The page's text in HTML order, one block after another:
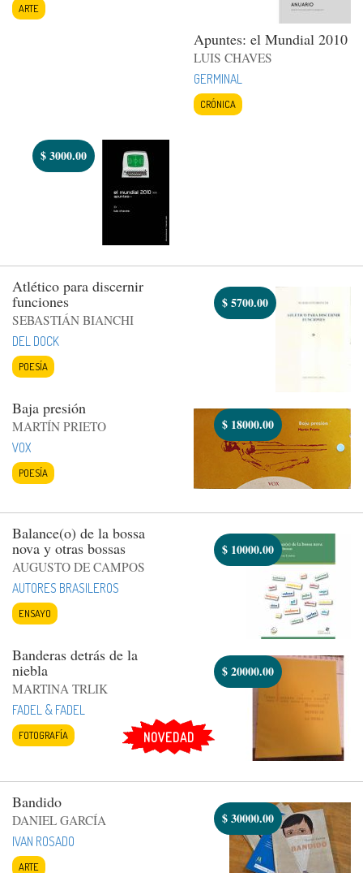
ARTE
Apuntes: el Mundial 2010
LUIS CHAVES
GERMINAL
CRÓNICA
$3000.00
Atlético para discernir
funciones
SEBASTIÁN BIANCHI
DEL DOCK
POESÍA
$5700.00
Baja presión
MARTÍN PRIETO
VOX
POESÍA
$ 18000.00
Balance(o) de la bossa
nova y otras bossas
AUGUSTO DE CAMPOS
AUTORES BRASILEROS
ENSAYO
$ 10000.00
Banderas detrás de la
niebla
MARTINA TRLIK
FADEL & FADEL
FOTOGRAFÍA
$20000.00
NOVEDAD
Bandido
DANIEL GARCÍA
IVAN ROSADO
ARTE
$30000.00